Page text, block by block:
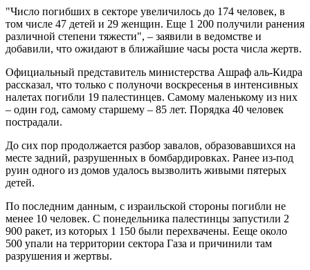
"Число погибших в секторе увеличилось до 174 человек, в
том числе 47 детей и 29 женщин. Еще 1 200 получили ранения
различной степени тяжести", – заявили в ведомстве и
добавили, что ожидают в ближайшие часы роста числа жертв.
Официальный представитель министерства Ашраф аль-Кидра
рассказал, что только с полуночи воскресенья в интенсивных
налетах погибли 19 палестинцев. Самому маленькому из них
– один год, самому старшему – 85 лет. Порядка 40 человек
пострадали.
До сих пор продолжается разбор завалов, образовавшихся на
месте задний, разрушенных в бомбардировках. Ранее из-под
руин одного из домов удалось вызволить живыми пятерых
детей.
По последним данным, с израильской стороны погибли не
менее 10 человек. С понедельника палестинцы запустили 2
900 ракет, из которых 1 150 были перехвачены. Ееще около
500 упали на территории сектора Газа и причинили там
разрушения и жертвы.